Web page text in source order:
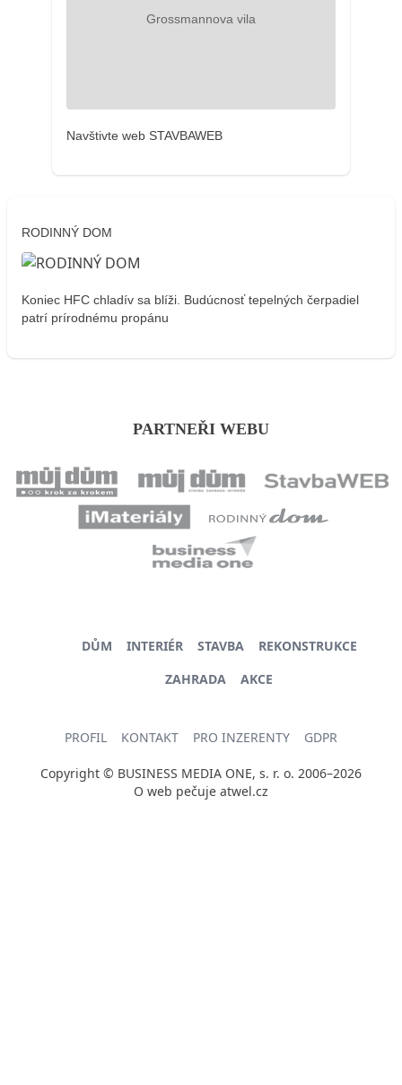
Navštivte web STAVBAWEB
RODINNÝ DOM
Koniec HFC chladív sa blíži. Budúcnosť tepelných čerpadiel
patrí prírodnému propánu
PARTNEŘI WEBU
DŮM INTERIÉR STAVBA
REKONSTRUKCE
ZAHRADA
AKCE
PROFIL KONTAKT PRO INZERENTY GDPR
Copyright © BUSINESS MEDIA ONE, s. r. o. 2006–2026